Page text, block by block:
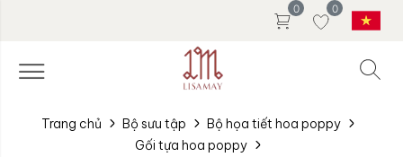
0
0
Trang chủ Bộ sưu tập
Bộ họa tiết hoa poppy
Gối tựa hoa poppy